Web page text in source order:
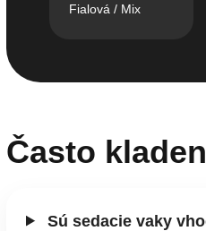
Fialová / Mix
Často
Sú sedacie vaky